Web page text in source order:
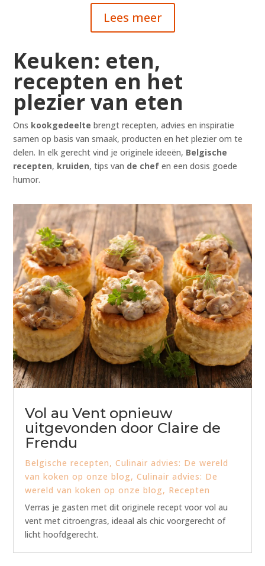
Lees meer
Keuken: eten,
recepten en het
plezier van eten
Ons kookgedeelte brengt recepten, advies en inspiratie
samen op basis van smaak, producten en het plezier om te
delen. In elk gerecht vind je originele ideeën, Belgische
recepten, kruiden, tips van de chef en een dosis goede
humor.
Vol au Vent opnieuw
uitgevonden door Claire de
Frendu
Belgische recepten,Culinair advies: De wereld
van koken op onze blog,Culinair advies: De
wereld van koken op onze blog, Recepten
Verras je gasten met dit originele recept voor vol au
vent met citroengras, ideaal als chic voorgerecht of
licht hoofdgerecht.